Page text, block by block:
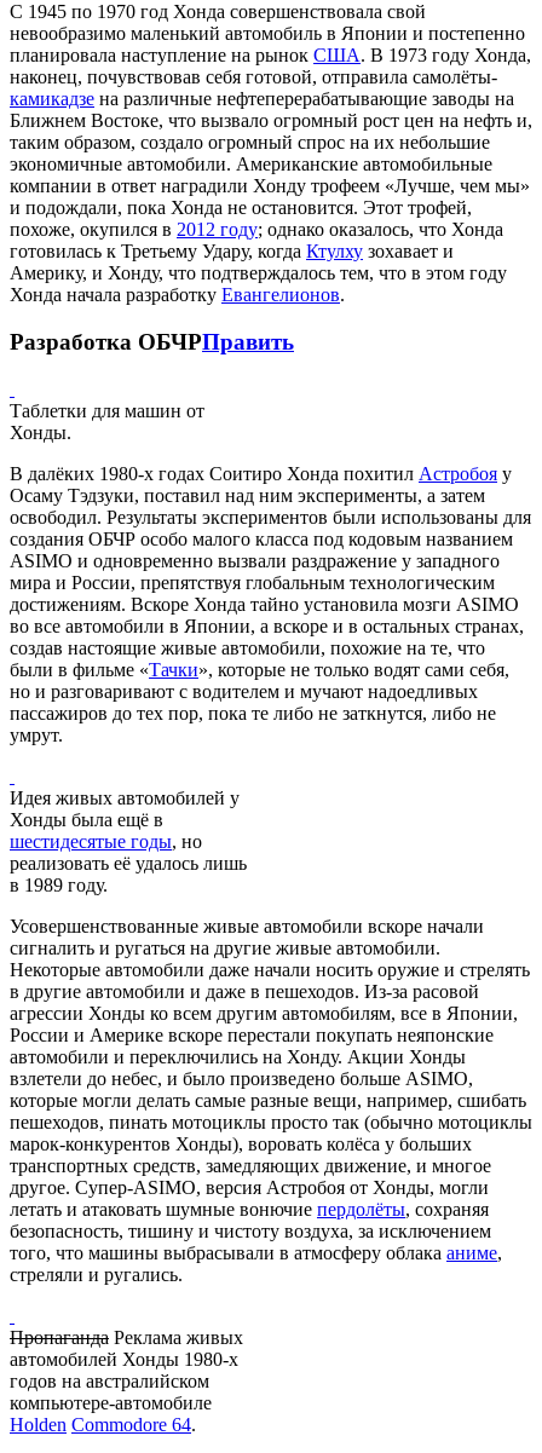
С 1945 по 1970 год Хонда совершенствовала свой
невообразимо маленький автомобиль в Японии и постепенно
планировала наступление на рынок США. В 1973 году Хонда,
наконец, почувствовав себя готовой, отправила самолёты-
камикадзе на различные нефтеперерабатывающие заводы на
Ближнем Востоке, что вызвало огромный рост цен на нефть и,
таким образом, создало огромный спрос на их небольшие
экономичные автомобили. Американские автомобильные
компании в ответ наградили Хонду трофеем «Лучше, чем мы»
и подождали, пока Хонда не остановится. Этот трофей,
похоже, окупился в 2012 году; однако оказалось, что Хонда
готовилась к Третьему Удару, когда Ктулху зохавает и
Америку, и Хонду, что подтверждалось тем, что в этом году
Хонда начала разработку Евангелионов.
Разработка ОБЧРПравить
Таблетки для машин от
Хонды.
В далёких 1980-х годах Соитиро Хонда похитил Астробоя у
Осаму Тэдзуки, поставил над ним эксперименты, а затем
освободил. Результаты экспериментов были использованы для
создания ОБЧР особо малого класса под кодовым названием
ASIMO и одновременно вызвали раздражение у западного
мира и России, препятствуя глобальным технологическим
достижениям. Вскоре Хонда тайно установила мозги ASIMO
во все автомобили в Японии, а вскоре и в остальных странах,
создав настоящие живые автомобили, похожие на те, что
были в фильме «Тачки», которые не только водят сами себя,
но и разговаривают с водителем и мучают надоедливых
пассажиров до тех пор, пока те либо не заткнутся, либо не
умрут.
Идея живых автомобилей у
Хонды была ещё в
шестидесятые годы, но
реализовать её удалось лишь
в 1989 году.
Усовершенствованные живые автомобили вскоре начали
сигналить и ругаться на другие живые автомобили.
Некоторые автомобили даже начали носить оружие и стрелять
в другие автомобили и даже в пешеходов. Из-за расовой
агрессии Хонды ко всем другим автомобилям, все в Японии,
России и Америке вскоре перестали покупать неяпонские
автомобили и переключились на Хонду. Акции Хонды
взлетели до небес, и было произведено больше ASIMO,
которые могли делать самые разные вещи, например, сшибать
пешеходов, пинать мотоциклы просто так (обычно мотоциклы
марок-конкурентов Хонды), воровать колёса у больших
транспортных средств, замедляющих движение, и многое
другое. Супер-ASIMO, версия Астробоя от Хонды, могли
летать и атаковать шумные вонючие пердолёты, сохраняя
безопасность, тишину и чистоту воздуха, за исключением
того, что машины выбрасывали в атмосферу облака аниме,
стреляли и ругались.
Пропаганда Реклама живых
автомобилей Хонды 1980-х
годов на австралийском
компьютере-автомобиле
Holden Commodore 64.